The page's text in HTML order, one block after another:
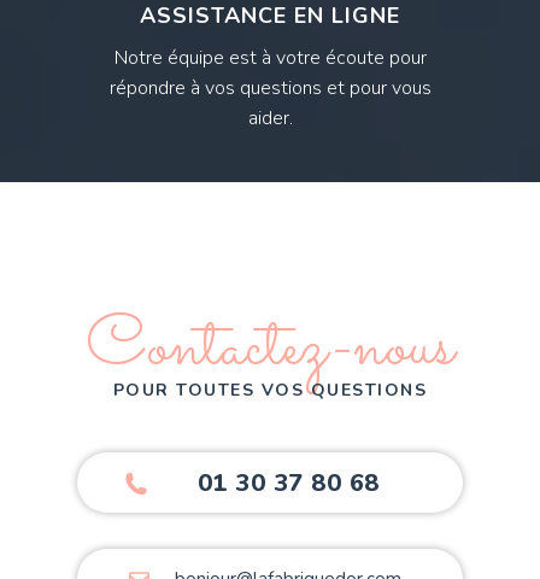
ASSISTANCE EN LIGNE
Notre équipe est à votre écoute pour
répondre à vos questions et pour vous
aider.
Contactez-nous
POUR TOUTES VOS QUESTIONS
01 30 37 80 68